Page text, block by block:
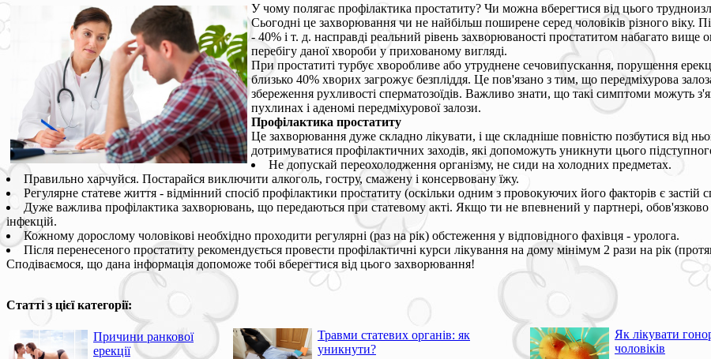
У чому полягає профілактика простатиту? Чи можна вберегтися від цього
Сьогодні це захворювання чи не найбільш поширене серед чоловіків різного віку.
- 40% і т. д. насправді реальний рівень захворюваності простатитом набагато
перебігу даної хвороби у прихованому вигляді.
При простатиті турбує хворобливе або утруднене сечовипускання, порушення
близько 40% хворих загрожує безпліддя. Це пов'язано з тим, що передміхурова
збереження рухливості сперматозоїдів. Важливо знати, що такі симптоми можуть
пухлинах і аденомі передміхурової залози.
Профілактика простатиту
Це захворювання дуже складно лікувати, і ще складніше повністю позбутися від
дотримуватися профілактичних заходів, які допоможуть уникнути цього
Не допускай переохолодження організму, не сиди на холодних предметах.
Правильно харчуйся. Постарайся виключити алкоголь, гостру, смажену і консервовану їжу.
Регулярне статеве життя - відмінний спосіб профілактики простатиту (оскільки одним з провокуючих його факторів є застій
Дуже важлива профілактика захворювань, що передаються при статевому акті. Якщо ти не впевнений у партнері,
інфекцій.
Кожному дорослому чоловікові необхідно проходити регулярні (раз на рік) обстеження у відповідного фахівця - уролога.
Після перенесеного простатиту рекомендується провести профілактичні курси лікування на дому мінімум 2 рази на рік
Сподіваємося, що дана інформація допоможе тобі вберегтися від цього захворювання!
Статті з цієї категорії:
Причини ранкової
ерекції
Травми статевих органів: як
уникнути?
Як лікувати
чоловіків